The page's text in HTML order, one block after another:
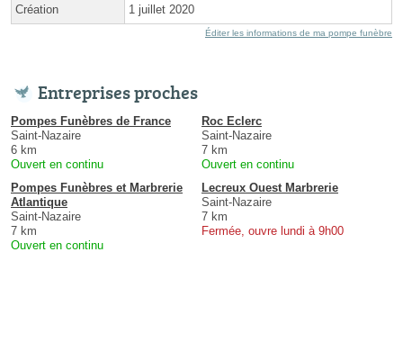
Création 1 juillet 2020
Éditer les informations de ma pompe funèbre
Entreprises proches
Pompes Funèbres de France
Saint-Nazaire
6 km
Ouvert en continu
Roc Eclerc
Saint-Nazaire
7 km
Ouvert en continu
Pompes Funèbres et Marbrerie
Atlantique
Saint-Nazaire
7 km
Ouvert en continu
Lecreux Ouest Marbrerie
Saint-Nazaire
7 km
Fermée, ouvre lundi à 9h00